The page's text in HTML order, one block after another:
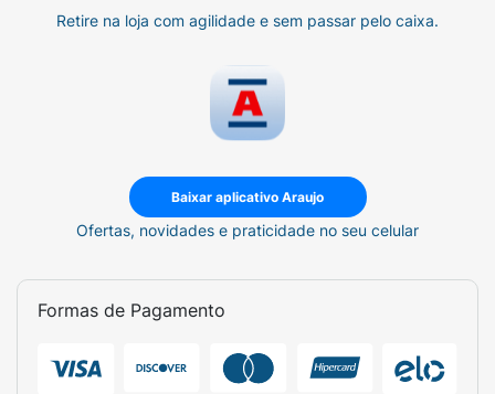
Retire na loja com agilidade e sem passar pelo caixa.
Baixar aplicativo Araujo
Ofertas, novidades e praticidade no seu celular
Formas de Pagamento